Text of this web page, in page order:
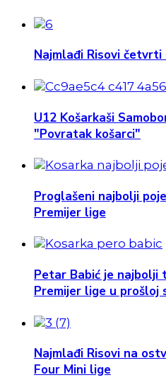
Najmlađi Risovi četvrti
U12 Košarkaši
"Povratak košarci"
Proglašeni najbolji
Premijer lige
Petar Babić je najbolji
Premijer lige u prošloj
Najmlađi Risovi na
Four Mini lige